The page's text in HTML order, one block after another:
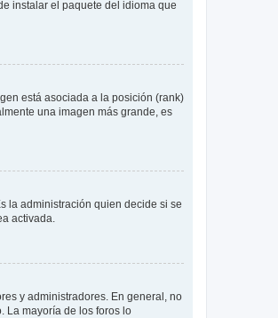
instalar el paquete del idioma que
está asociada a la posición (rank)
una imagen más grande, es
la administración quien decide si se
activada.
y administradores. En general, no
La mayoría de los foros lo